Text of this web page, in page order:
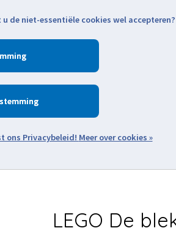
Zoeken
LEGO De
de niet-essentiële cookies wel accepteren?
Meer over cookies »